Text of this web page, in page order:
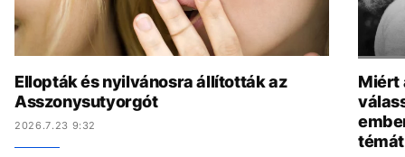
Ellopták és nyilvánosra állították az
Asszonysutyorgót
2026.7.23 9:32
Miért
témát